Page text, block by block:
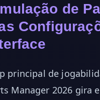
de
principal de
Manager 2026 gira